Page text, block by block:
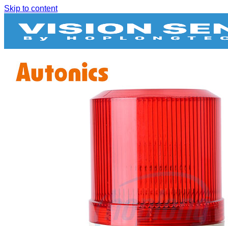
Skip to content
Bộ điều khiển cảm biến
Bộ mã hóa vòng quay / Encoder
Cảm biến áp suất
Cảm biến cửa
Cảm biến hình ảnh
Cảm biến quang
Cảm biến sợi quang
Cảm biến tiệm cận
Cảm biến vùng